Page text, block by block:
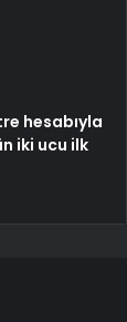
hesabıyla
iki ucu ilk